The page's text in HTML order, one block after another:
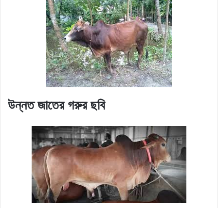
উন্নত জাতের গরুর ছবি